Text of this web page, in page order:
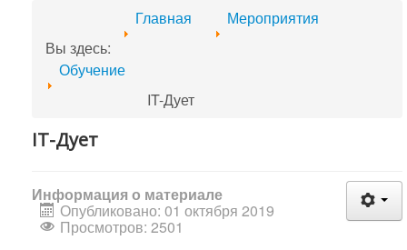
Вы здесь:
Главная Мероприятия
Обучение
IT-Дует
IT-Дует
Информация о материале
Опубликовано: 01 октября 2019
Просмотров: 2501